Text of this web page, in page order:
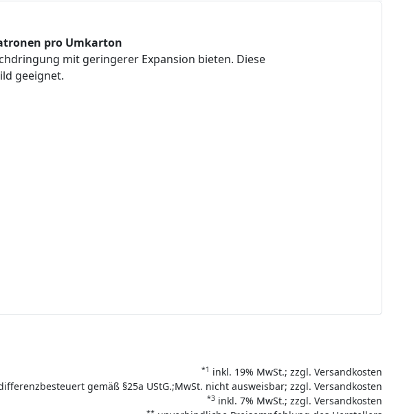
pro Umkarton
mit geringerer Expansion bieten. Diese
geeignet.
*1 inkl. 19% MwSt.; zzgl. Versandkosten
gemäß §25a UStG.;MwSt. nicht ausweisbar; zzgl. Versandkosten
*3 inkl. 7% MwSt.; zzgl. Versandkosten